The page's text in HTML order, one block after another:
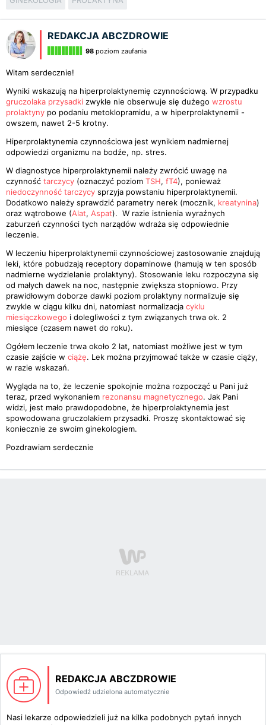
REDAKCJA ABCZDROWIE
98 poziom zaufania
Witam serdecznie!
Wyniki wskazują na hiperprolaktynemię czynnościową. W przypadku
gruczolaka przysadki zwykle nie obserwuje się dużego wzrostu
prolaktyny po podaniu metoklopramidu, a w hiperprolaktynemii -
owszem, nawet 2-5 krotny.
Hiperprolaktynemia czynnościowa jest wynikiem nadmiernej
odpowiedzi organizmu na bodźe, np. stres.
W diagnostyce hiperprolaktynemii należy zwrócić uwagę na
czynność tarczycy (oznaczyć poziom TSH, fT4), ponieważ
niedoczynność tarczycy sprzyja powstaniu hiperprolaktynemii.
Dodatkowo należy sprawdzić parametry nerek (mocznik, kreatynina)
oraz wątrobowe (Alat, Aspat). W razie istnienia wyraźnych
zaburzeń czynności tych narządów wdraża się odpowiednie
leczenie.
W leczeniu hiperprolaktynemii czynnościowej zastosowanie znajdują
leki, które pobudzają receptory dopaminowe (hamują w ten sposób
nadmierne wydzielanie prolaktyny). Stosowanie leku rozpoczyna się
od małych dawek na noc, następnie zwiększa stopniowo. Przy
prawidłowym doborze dawki poziom prolaktyny normalizuje się
zwykle w ciągu kilku dni, natomiast normalizacja cyklu
miesiączkowego i dolegliwości z tym związanych trwa ok. 2
miesiące (czasem nawet do roku).
Ogółem leczenie trwa około 2 lat, natomiast możliwe jest w tym
czasie zajście w ciążę. Lek można przyjmować także w czasie ciąży,
w razie wskazań.
Wygląda na to, że leczenie spokojnie można rozpocząć u Pani już
teraz, przed wykonaniem rezonansu magnetycznego. Jak Pani
widzi, jest mało prawdopodobne, że hiperprolaktynemia jest
spowodowana gruczolakiem przysadki. Proszę skontaktować się
koniecznie ze swoim ginekologiem.
Pozdrawiam serdecznie
REDAKCJA ABCZDROWIE
Odpowiedź udzielona automatycznie
Nasi lekarze odpowiedzieli już na kilka podobnych pytań innych